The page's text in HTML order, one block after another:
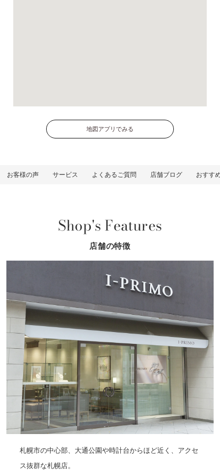
地図アプリでみる
お客様の声 サービス よくあるご質問 店舗ブログ おすす
Shop's Features
店舗の特徴
札幌市の中心部、大通公園や時計台からほど近く、アクセ
ス抜群な札幌店。